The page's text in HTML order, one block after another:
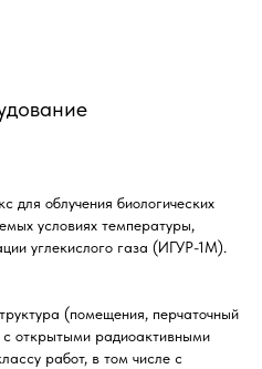
для облучения биологических
условиях температуры,
углекислого газа (ИГУР-1М).
(помещения, перчаточный
с открытыми радиоактивными
работ, в том числе с